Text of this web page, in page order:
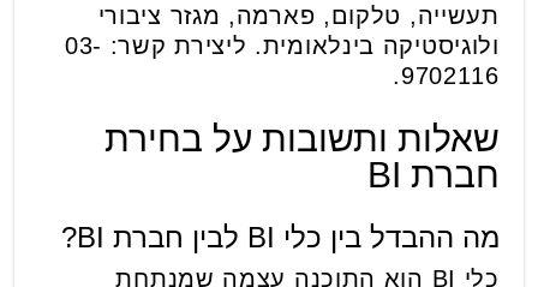
תעשייה, טלקום, פארמה, מגזר ציבורי
ולוגיסטיקה בינלאומית. ליצירת קשר: 03-
9702116.
שאלות ותשובות על בחירת
חברת BI
מה ההבדל בין כלי BI לבין חברת BI?
כלי BI הוא התוכנה עצמה שמנתחת